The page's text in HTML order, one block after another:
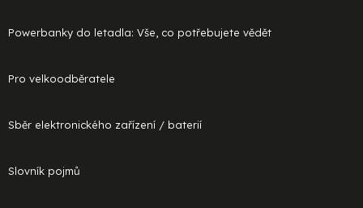
Powerbanky do letadla: Vše, co potřebujete vědět
Pro velkoodběratele
Sběr elektronického zařízení / baterií
Slovník pojmů